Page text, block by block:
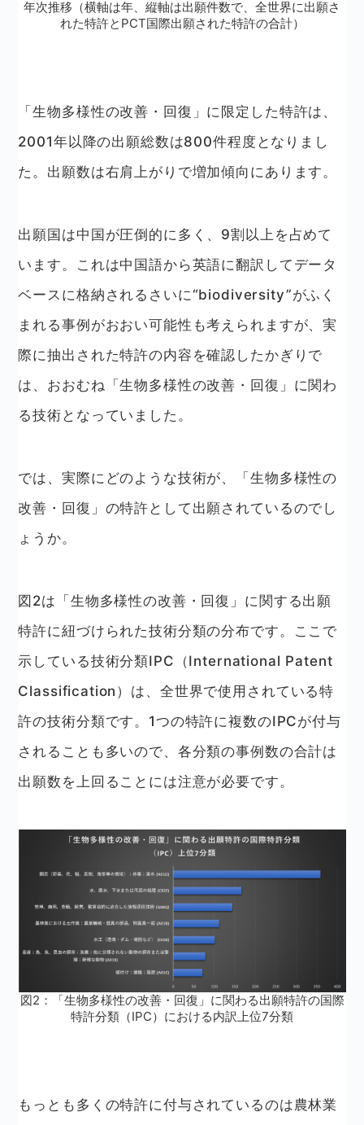
年次推移（横軸は年、縦軸は出願件数で、全世界に出願さ
れた特許とPCT国際出願された特許の合計）
「生物多様性の改善・回復」に限定した特許は、
2001年以降の出願総数は800件程度となりまし
た。出願数は右肩上がりで増加傾向にあります。
出願国は中国が圧倒的に多く、9割以上を占めて
います。これは中国語から英語に翻訳してデータ
ベースに格納されるさいに“biodiversity”がふく
まれる事例がおおい可能性も考えられますが、実
際に抽出された特許の内容を確認したかぎりで
は、おおむね「生物多様性の改善・回復」に関わ
る技術となっていました。
では、実際にどのような技術が、「生物多様性の
改善・回復」の特許として出願されているのでし
ょうか。
図2は「生物多様性の改善・回復」に関する出願
特許に紐づけられた技術分類の分布です。ここで
示している技術分類IPC（International Patent
Classification）は、全世界で使用されている特
許の技術分類です。1つの特許に複数のIPCが付与
されることも多いので、各分類の事例数の合計は
出願数を上回ることには注意が必要です。
図2：「生物多様性の改善・回復」に関わる出願特許の国際
特許分類（IPC）における内訳上位7分類
もっとも多くの特許に付与されているのは農林業